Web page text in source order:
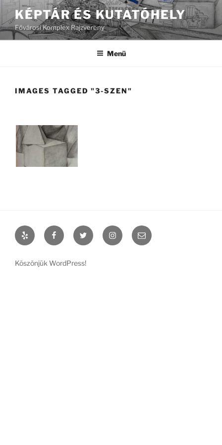
Tartalomhoz
KÉPTÁR ÉS KUTATÓHELY
Fővárosi Komplex Rajzvereny
Menü
IMAGES TAGGED "3-SZEN"
Yelp FacebookTwitter InstagramEmail
Köszönjük WordPress!